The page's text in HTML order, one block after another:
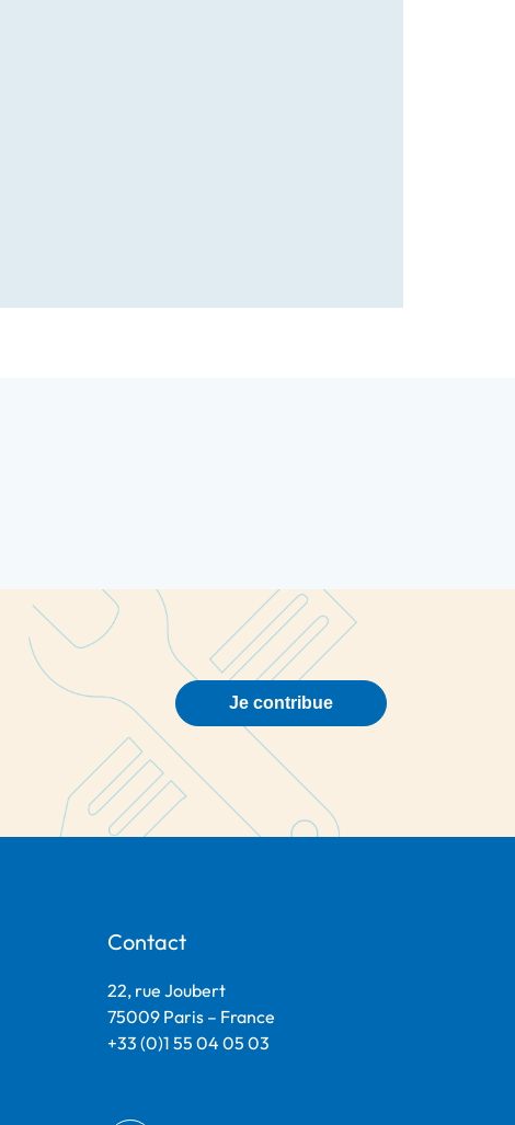
Je contribue
Contact
22, rue Joubert
75009 Paris – France
+33 (0)1 55 04 05 03